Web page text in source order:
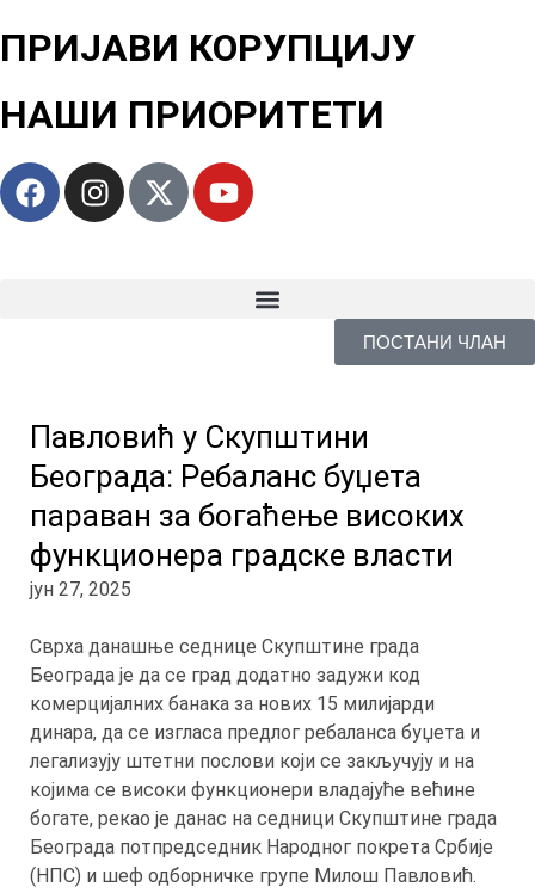
ПРИЈАВИ КОРУПЦИЈУ
НАШИ ПРИОРИТЕТИ
ПОСТАНИ ЧЛАН
Павловић у Скупштини
Београда: Ребаланс буџета
параван за богаћење високих
функционера градске власти
јун 27, 2025
Сврха данашње седнице Скупштине града
Београда је да се град додатно задужи код
комерцијалних банака за нових 15 милијарди
динара, да се изгласа предлог ребаланса буџета и
легализују штетни послови који се закључују и на
којима се високи функционери владајуће већине
богате, рекао је данас на седници Скупштине града
Београда потпредседник Народног покрета Србије
(НПС) и шеф одборничке групе Милош Павловић.